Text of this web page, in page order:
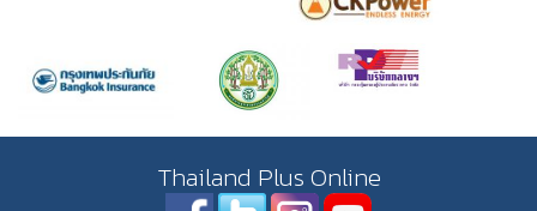
Thailand Plus Online